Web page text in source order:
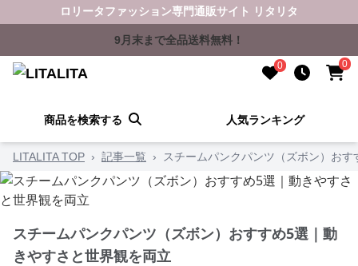
ロリータファッション専門通販サイト リタリタ
9月末まで全品送料無料！
0 0
商品を検索する 人気ランキング
LITALITA TOP › 記事一覧 › スチームパンクパンツ（ズボン）お
スチームパンクパンツ（ズボン）おすすめ5選｜動
きやすさと世界観を両立